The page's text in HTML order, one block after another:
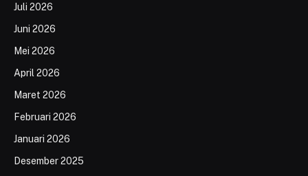
Juli 2026
Juni 2026
Mei 2026
April 2026
Maret 2026
Februari 2026
Januari 2026
Desember 2025